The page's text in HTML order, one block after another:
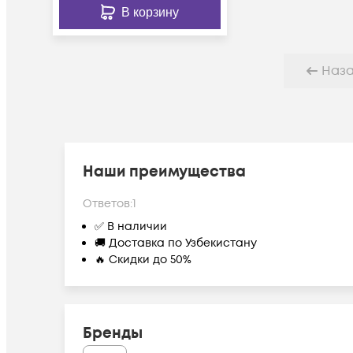
В корзину
Наши преимущества
Ответов:1
✅ В наличии
🚚 Доставка по Узбекистану
🔥 Скидки до 50%
Бренды